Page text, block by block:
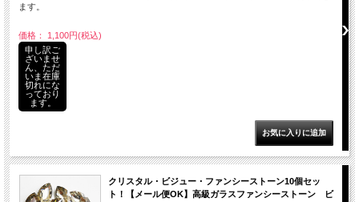
ます。
価格： 1,100円(税込)
申し訳ご
ざいませ
ん、ただ
いま在庫
切れにな
っており
ます。
クリスタル・ビジュー・ファンシーストーン10個セッ
ト！【メール便OK】高級ガラスファンシーストーン ビ